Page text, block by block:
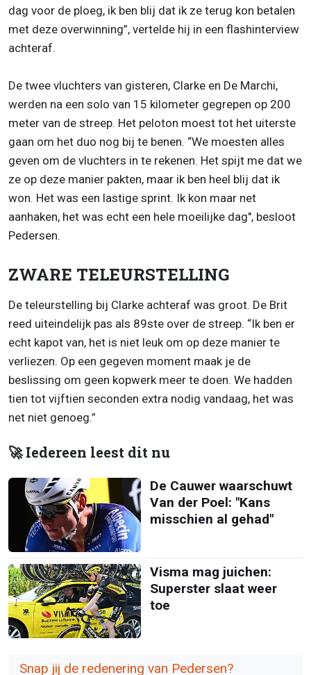
dag voor de ploeg, ik ben blij dat ik ze terug kon betalen
met deze overwinning”, vertelde hij in een flashinterview
achteraf.
De twee vluchters van gisteren, Clarke en De Marchi,
werden na een solo van 15 kilometer gegrepen op 200
meter van de streep. Het peloton moest tot het uiterste
gaan om het duo nog bij te benen. “We moesten alles
geven om de vluchters in te rekenen. Het spijt me dat we
ze op deze manier pakten, maar ik ben heel blij dat ik
won. Het was een lastige sprint. Ik kon maar net
aanhaken, het was echt een hele moeilijke dag", besloot
Pedersen.
ZWARE TELEURSTELLING
De teleurstelling bij Clarke achteraf was groot. De Brit
reed uiteindelijk pas als 89ste over de streep. “Ik ben er
echt kapot van, het is niet leuk om op deze manier te
verliezen. Op een gegeven moment maak je de
beslissing om geen kopwerk meer te doen. We hadden
tien tot vijftien seconden extra nodig vandaag, het was
net niet genoeg.”
🚀 Iedereen leest dit nu
De Cauwer waarschuwt
Van der Poel: "Kans
misschien al gehad"
Visma mag juichen:
Superster slaat weer
toe
Snap jij de redenering van Pedersen?